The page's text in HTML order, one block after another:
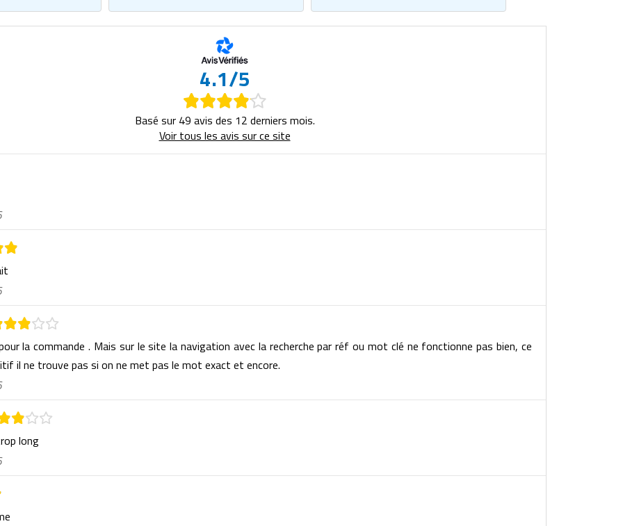
4.1/5
Basé sur 49 avis des 12 derniers mois.
Voir tous les avis sur ce site
la commande . Mais sur le site la navigation avec la recherche par réf ou mot clé ne fonctionne pas bien, ce
il ne trouve pas si on ne met pas le mot exact et encore.
long